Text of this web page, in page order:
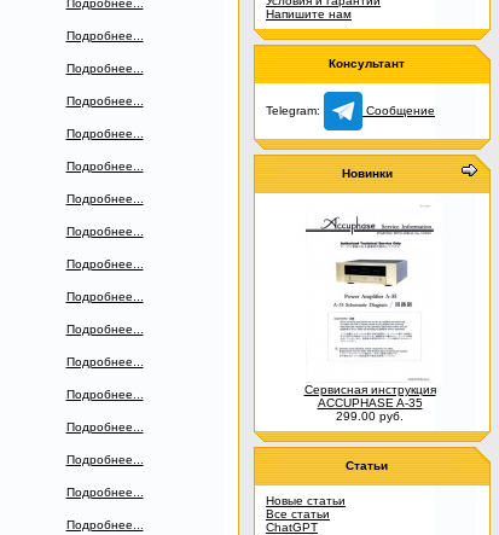
Подробнее...
Подробнее...
Подробнее...
Подробнее...
Подробнее...
Подробнее...
Подробнее...
Подробнее...
Подробнее...
Подробнее...
Подробнее...
Подробнее...
Подробнее...
Подробнее...
Подробнее...
Подробнее...
Подробнее...
Напишите нам
Консультант
Telegram: Сообщение
Новинки
Сервисная инструкция
ACCUPHASE A-35
299.00 руб.
Статьи
Новые статьи
Все статьи
ChatGPT